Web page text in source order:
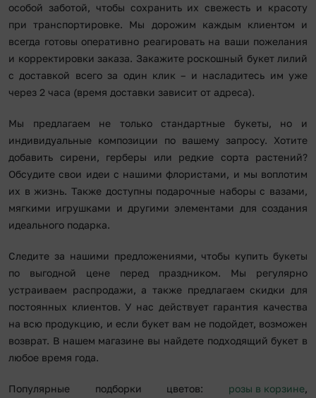
особой заботой, чтобы сохранить их свежесть и красоту
при транспортировке. Мы дорожим каждым клиентом и
всегда готовы оперативно реагировать на ваши пожелания
и корректировки заказа. Закажите роскошный букет лилий
с доставкой всего за один клик – и насладитесь им уже
через 2 часа (время доставки зависит от адреса).
Мы предлагаем не только стандартные букеты, но и
индивидуальные композиции по вашему запросу. Хотите
добавить сирени, герберы или редкие сорта растений?
Обсудите свои идеи с нашими флористами, и мы воплотим
их в жизнь. Также доступны подарочные наборы с вазами,
мягкими игрушками и другими элементами для создания
идеального подарка.
Следите за нашими предложениями, чтобы купить букеты
по выгодной цене перед праздником. Мы регулярно
устраиваем распродажи, а также предлагаем скидки для
постоянных клиентов. У нас действует гарантия качества
на всю продукцию, и если букет вам не подойдет, возможен
возврат. В нашем магазине вы найдете подходящий букет в
любое время года.
Популярные подборки цветов: розы в корзине,